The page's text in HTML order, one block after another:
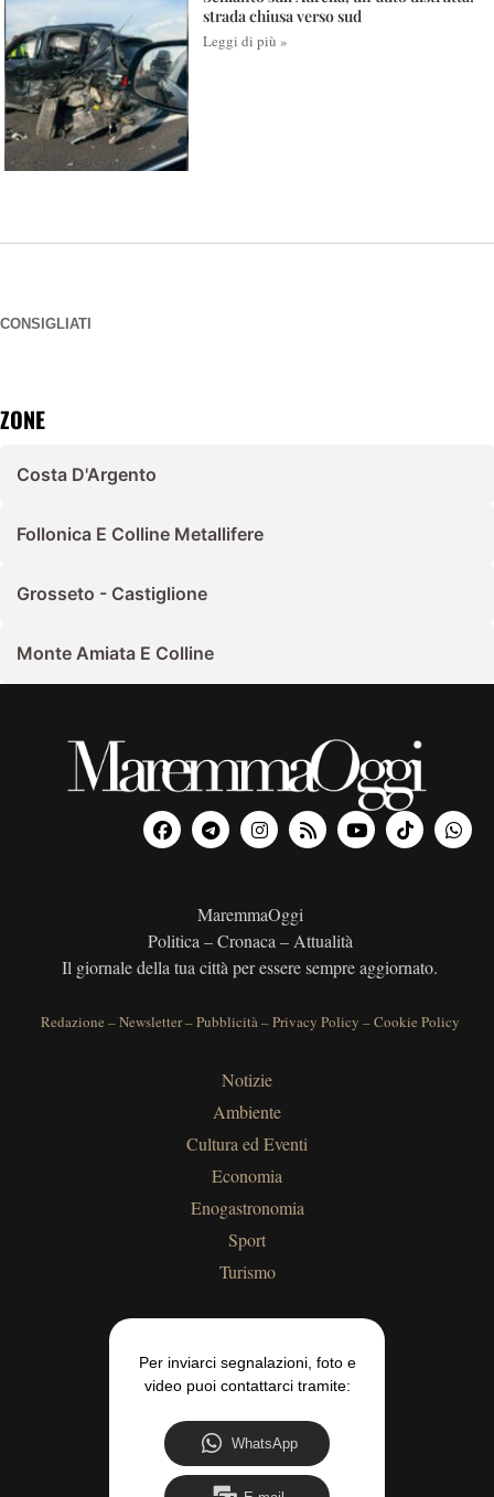
strada chiusa verso sud
Leggi di più »
CONSIGLIATI
ZONE
Costa D'Argento
Follonica E Colline Metallifere
Grosseto - Castiglione
Monte Amiata E Colline
MaremmaOggi
Politica – Cronaca – Attualità
Il giornale della tua città per essere sempre aggiornato.
Redazione –Newsletter–Pubblicità–Privacy Policy –Cookie Policy
Notizie
Ambiente
Cultura ed Eventi
Economia
Enogastronomia
Sport
Turismo
Per inviarci segnalazioni, foto e
video puoi contattarci tramite:
WhatsApp